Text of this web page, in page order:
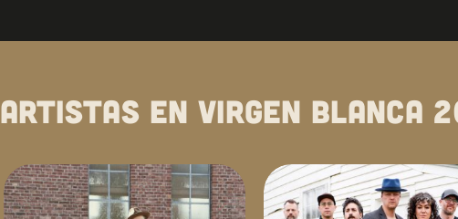
artistas en virgen blanca